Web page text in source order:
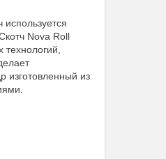
Nova Roll
изготовленный из